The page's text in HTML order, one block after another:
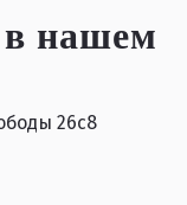
в нашем
26с8